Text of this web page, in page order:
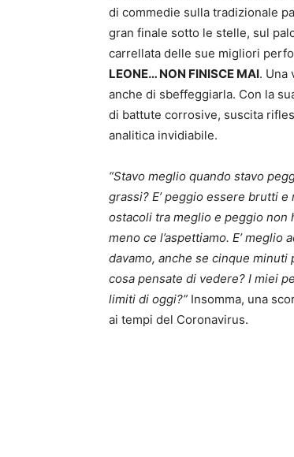
di commedie sulla tradizionale
gran finale sotto le stelle, sul
carrellata delle sue migliori
LEONE… NON FINISCE MAI. Una
anche di sbeffeggiarla. Con la
di battute corrosive, suscita
analitica invidiabile.
“Stavo meglio quando stavo
grassi? E’ peggio essere brutti
ostacoli tra meglio e peggio non
meno ce l’aspettiamo. E’
davamo, anche se cinque minuti
cosa pensate di vedere? I miei
limiti di oggi?” Insomma, una
ai tempi del Coronavirus.